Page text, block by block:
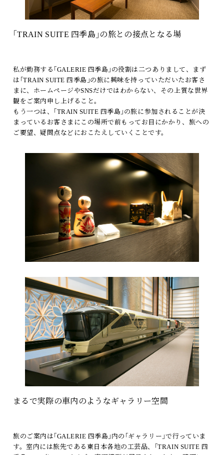
｢TRAIN SUITE 四季島｣の旅との接点となる場
私が勤務する｢GALERIE 四季島｣の役割は二つありまして、まず
は｢TRAIN SUITE 四季島｣の旅に興味を持っていただいたお客さ
まに、ホームページやSNSだけではわからない、その上質な世界
観をご案内申し上げること。
もう一つは、｢TRAIN SUITE 四季島｣の旅に参加されることが決
まっているお客さまにこの場所で前もってお目にかかり、旅への
ご要望、疑問点などにおこたえしていくことです。
まるで実際の車内のようなギャラリー空間
旅のご案内は｢GALERIE 四季島｣内の｢ギャラリー｣で行っていま
す。室内には旅先である東日本各地の工芸品、｢TRAIN SUITE 四